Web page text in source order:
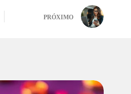
PRÓXIMO